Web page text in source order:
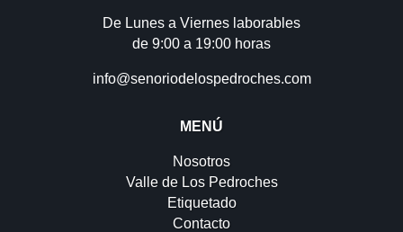
De Lunes a Viernes laborables
de 9:00 a 19:00 horas
info@senoriodelospedroches.com
MENÚ
Nosotros
Valle de Los Pedroches
Etiquetado
Contacto